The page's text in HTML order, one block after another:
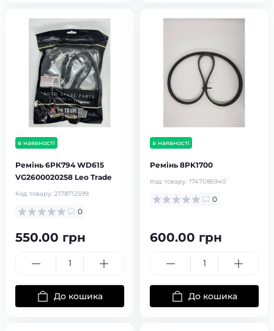
в наявності
Ремінь 6РК794 WD615
VG2600020258 Leo Trade
Код товару: 2178712599
0
550.00 грн
До кошика
в наявності
Ремінь 8PK1700
Код товару: 1747085940
0
600.00 грн
До кошика